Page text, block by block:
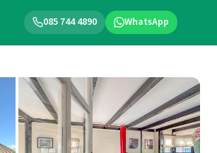
085 744 4890 WhatsApp